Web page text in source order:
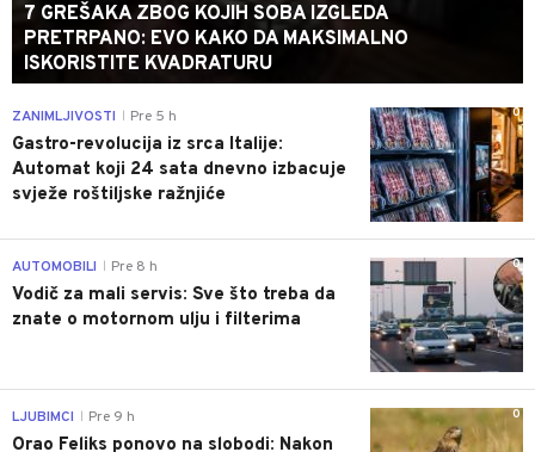
7 GREŠAKA ZBOG KOJIH SOBA IZGLEDA
PRETRPANO: EVO KAKO DA MAKSIMALNO
ISKORISTITE KVADRATURU
0
ZANIMLJIVOSTI Pre 5 h
Gastro-revolucija iz srca Italije:
Automat koji 24 sata dnevno izbacuje
svježe roštiljske ražnjiće
0
AUTOMOBILI Pre 8 h
Vodič za mali servis: Sve što treba da
znate o motornom ulju i filterima
0
LJUBIMCI Pre 9 h
Orao Feliks ponovo na slobodi: Nakon